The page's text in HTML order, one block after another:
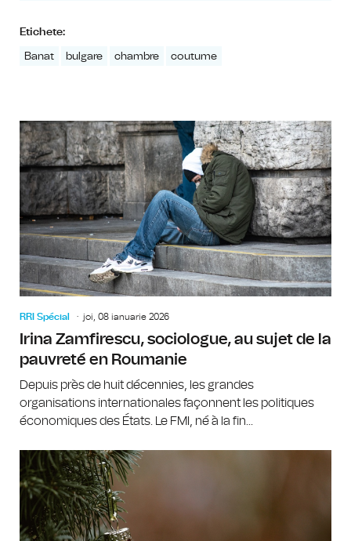
Etichete:
Banat bulgare chambre coutume
RRI Spécial joi, 08 ianuarie 2026
Irina Zamfirescu, sociologue, au sujet de la
pauvreté en Roumanie
Depuis près de huit décennies, les grandes
organisations internationales façonnent les politiques
économiques des États. Le FMI, né à la fin...